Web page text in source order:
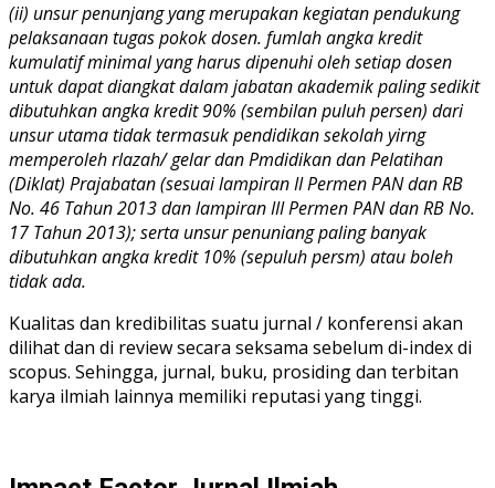
(ii) unsur penunjang yang merupakan kegiatan pendukung
pelaksanaan tugas pokok dosen. fumlah angka kredit
kumulatif minimal yang harus dipenuhi oleh setiap dosen
untuk dapat diangkat dalam jabatan akademik paling sedikit
dibutuhkan angka kredit 90% (sembilan puluh persen) dari
unsur utama tidak termasuk pendidikan sekolah yirng
memperoleh rlazah/ gelar dan Pmdidikan dan Pelatihan
(Diklat) Prajabatan (sesuai lampiran II Permen PAN dan RB
No. 46 Tahun 2013 dan lampiran III Permen PAN dan RB No.
17 Tahun 2013); serta unsur penuniang paling banyak
dibutuhkan angka kredit 10% (sepuluh persm) atau boleh
tidak ada.
Kualitas dan kredibilitas suatu jurnal / konferensi akan
dilihat dan di review secara seksama sebelum di-index di
scopus. Sehingga, jurnal, buku, prosiding dan terbitan
karya ilmiah lainnya memiliki reputasi yang tinggi.